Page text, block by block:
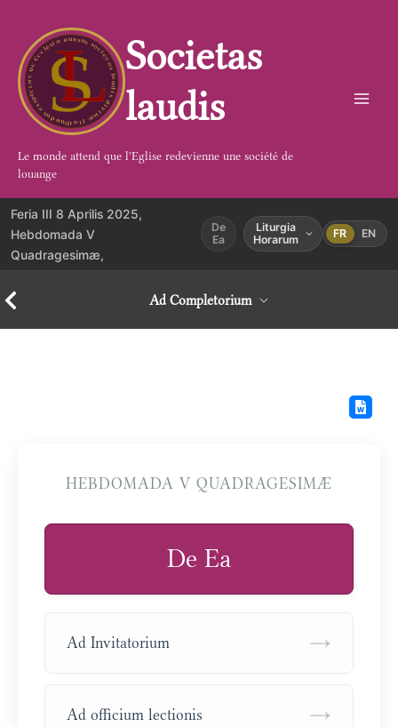
contenu
Societas
laudis
Le monde attend que l'Eglise redevienne une société de
louange
Feria III 8 Aprilis 2025,
Hebdomada V
Quadragesimæ,
De
Ea
Liturgia
Horarum
FR EN
Ad Completorium
HEBDOMADA V QUADRAGESIMÆ
De Ea
Ad Invitatorium →
Ad officium lectionis →